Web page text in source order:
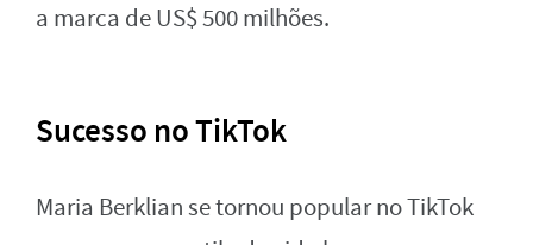
a marca de US$ 500 milhões.
Sucesso no TikTok
Maria Berklian se tornou popular no TikTok